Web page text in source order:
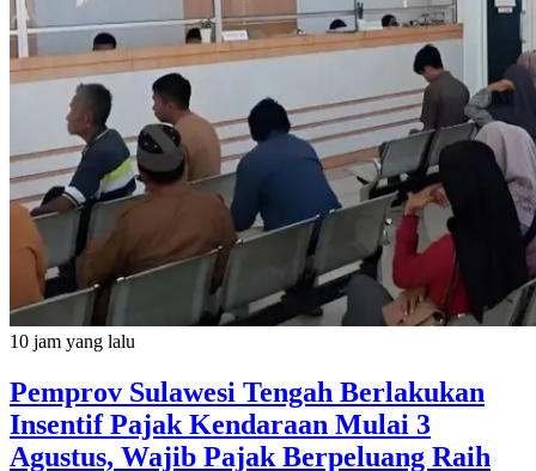
10 jam yang lalu
Pemprov Sulawesi Tengah Berlakukan
Insentif Pajak Kendaraan Mulai 3
Agustus, Wajib Pajak Berpeluang Raih